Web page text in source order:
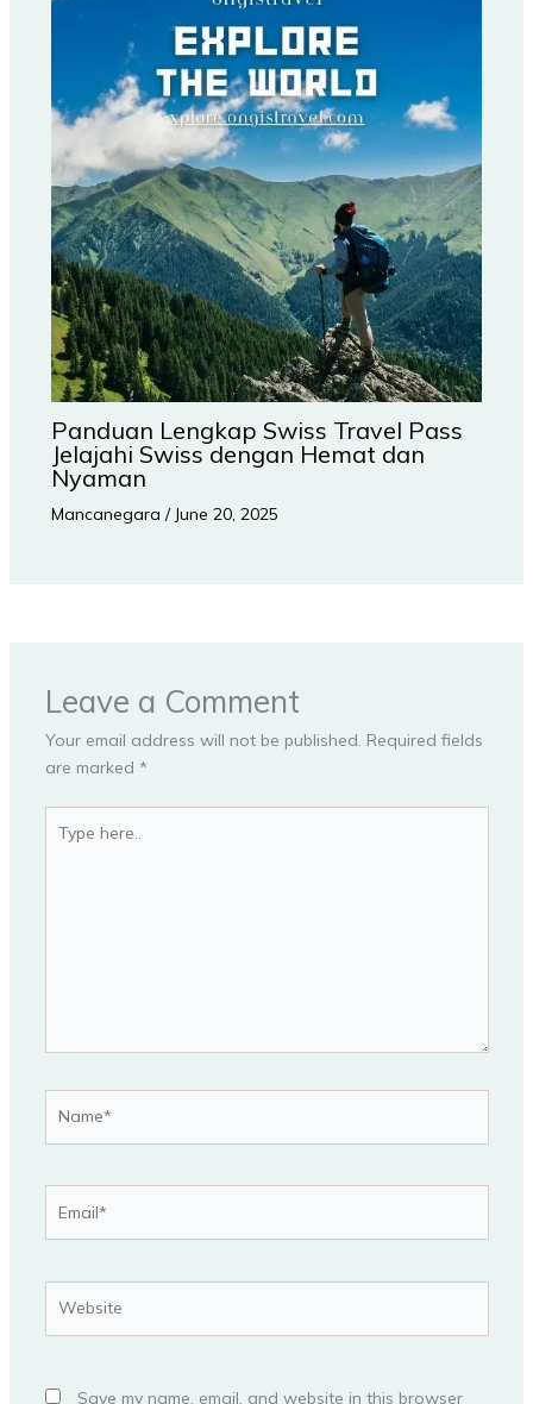
Panduan Lengkap Swiss Travel Pass
Jelajahi Swiss dengan Hemat dan
Nyaman
Mancanegara / June 20, 2025
Leave a Comment
Your email address will not be published. Required fields
are marked *
here..
Save my name, email, and website in this browser